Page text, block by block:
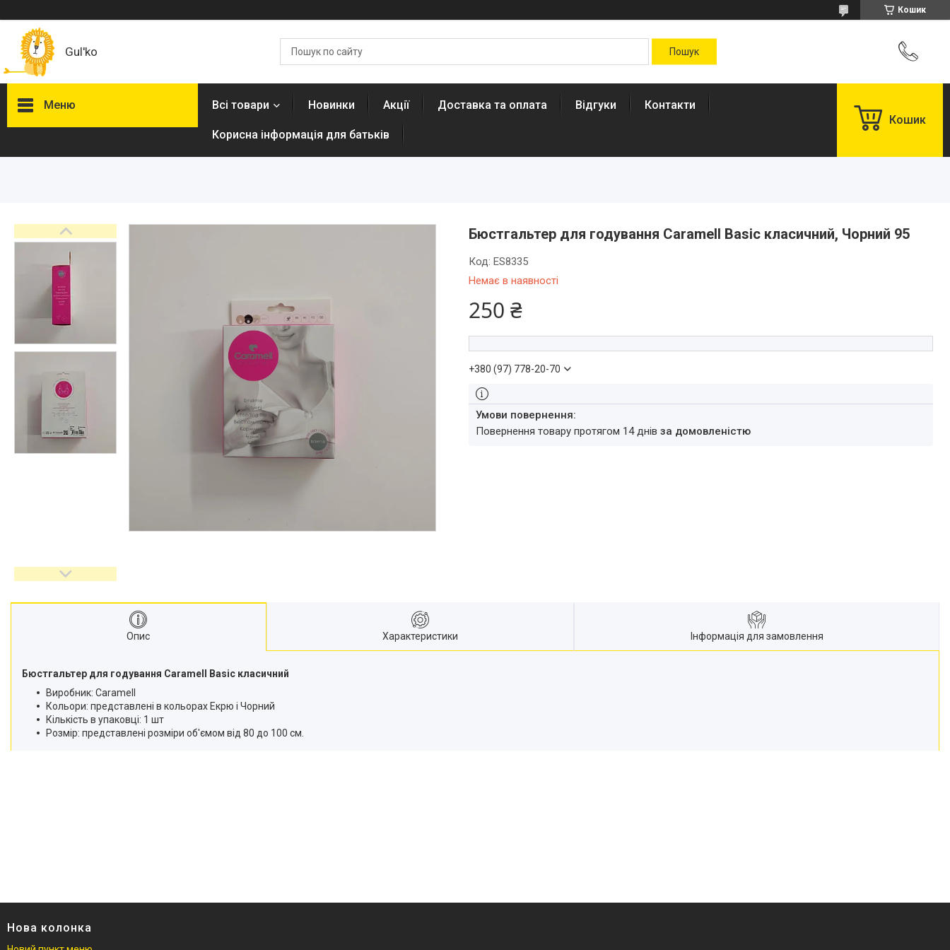
Кошик
Gul'ko
Меню
ТОП товарів Пакунок Малюка
Підбірка товарів для малюка
до року (7000 грн)
Автокрісла
Дитячі візочки
Меблі дитячі
Дитячий транспорт
Засоби особистої гігієни
Дитяче харчування
Одяг дитячий
Переноски для дітей
батьків
Всі товари Новинки Акції Доставка та оплата Відгуки Контакти
Корисна інформація для батьків
Кошик
Бюстгальтер для годування Caramell Basic класичний, Чорний 95
Немає в наявності
Код: ES8335
250 ₴
+380 (97) 778-20-70
повернення товару протягом 14 днів за домовленістю
Опис Характеристики Інформація для замовлення
Бюстгальтер для годування Caramell Basic класичний
Виробник: Caramell
Кольори: представлені в кольорах Екрю і Чорний
Кількість в упаковці: 1 шт
Розмір: представлені розміри об'ємом від 80 до 100 см.
Нова колонка